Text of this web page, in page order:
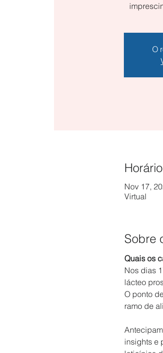
O
Nov 17,
Virtual
Sobre
Quais os
Nos dias
lácteo
O ponto
ramo de
insights e